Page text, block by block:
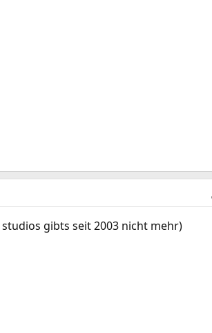
gibts seit 2003 nicht mehr)